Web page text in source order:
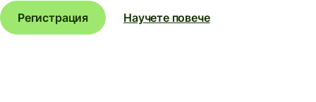
Регистрация
Научете повече